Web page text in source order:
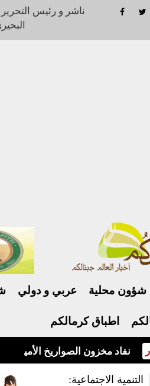
ناشر و رئيس
شؤون محلية عربي و دولي
اطباق كرمالكم
نفاد مخزون الصواريخ الأميركية
‏التنمية الاجتماعية: